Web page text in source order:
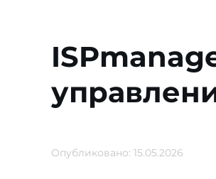
Опубликовано: 15.05.2026